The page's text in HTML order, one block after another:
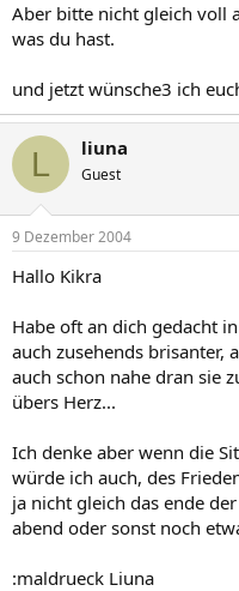
Aber bitte nicht gleich voll
was du hast.
und jetzt wünsche3 ich
L liuna
Guest
9 Dezember 2004
Hallo Kikra
Habe oft an dich gedacht
auch zusehends brisanter,
auch schon nahe dran sie
übers Herz...
Ich denke aber wenn die
würde ich auch, des
ja nicht gleich das ende
abend oder sonst noch
:maldrueck Liuna